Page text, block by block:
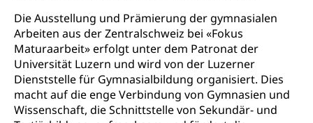
Die Ausstellung und Prämierung der gymnasialen
Arbeiten aus der Zentralschweiz bei «Fokus
Maturaarbeit» erfolgt unter dem Patronat der
Universität Luzern und wird von der Luzerner
Dienststelle für Gymnasialbildung organisiert. Dies
macht auf die enge Verbindung von Gymnasien und
Wissenschaft, die Schnittstelle von Sekundär- und
Sonderschulung
Musikschulen
Schulferien
Früherziehung
Schuldienste
Studienbeiträge Höhere Berufsbildung
Finanzielle Unterstützung Pädagogische
Hochschule PHLU
Stipendien Hochschule Luzern hslu
Weiterbildung, Forschung, Entwicklung,
Dienstleistungen, Hochschule Luzern,
Fachhochschule Zentralschweiz, HSLU,
Pädagogische Hochschule Luzern, PH Luzern, UniLU,
swissuniversities (Dachorganisation der Schweizer
Hochschulen)
swissuniversities
Vorschule